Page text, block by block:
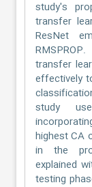
study's
transfer
ResNet
transfer
effectively
study
highest CA
in the
explained
testing